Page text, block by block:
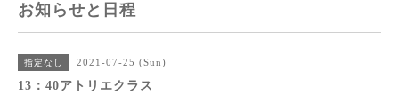
お知らせと日程
指定なし 2021-07-25 (Sun)
13：40アトリエクラス